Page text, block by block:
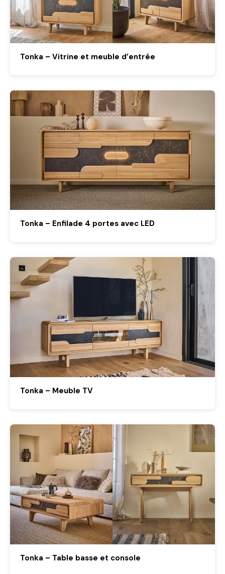
Tonka – Vitrine et meuble d’entrée
Tonka – Enfilade 4 portes avec LED
Tonka – Meuble TV
Tonka – Table basse et console